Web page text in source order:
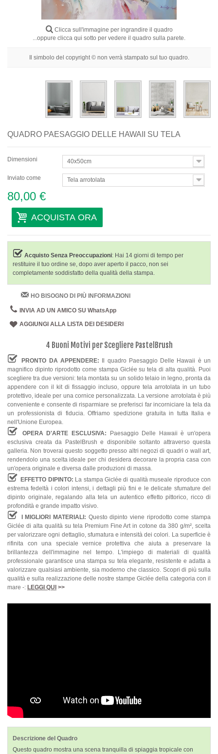
Clicca sull'immagine per ingrandire il quadro
...oppure clicca qui sotto per vedere il quadro sulla parete.
Il simbolo del copyright © non verrà stampato sul tuo quadro.
QUADRO PAESAGGIO DELLE HAWAII SU TELA
Dimensioni 40x50cm
Inviato come Tela arrotolata
80,00 €
ACQUISTA ORA
Acquisto Senza Preoccupazioni: Hai 14 giorni di tempo per
restituire il tuo ordine se, dopo aver aperto il pacco, non sei
completamente soddisfatto della qualità della stampa.
HO BISOGNO DI PIÙ INFORMAZIONI
INVIA AD UN AMICO SU WhatsApp
AGGIUNGI ALLA LISTA DEI DESIDERI
4 Buoni Motivi per Scegliere PastelBrush
PRONTO DA APPENDERE:
Il quadro Paesaggio Delle Hawaii è un
magnifico dipinto riprodotto come stampa Giclée su tela di alta qualità. Puoi
scegliere tra due versioni: tela montata su un solido telaio in legno, pronta da
appendere con il kit di fissaggio incluso, oppure tela arrotolata in un tubo
protettivo, ideale per una cornice personalizzata. La versione arrotolata è più
conveniente e consente di risparmiare se preferisci far incorniciare la tela da
un professionista di fiducia. Offriamo spedizione gratuita in tutta Italia e
nell'Unione Europea.
OPERA D'ARTE ESCLUSIVA:
Paesaggio Delle Hawaii è un'opera
esclusiva creata da PastelBrush e disponibile soltanto attraverso questa
galleria. Non troverai questo soggetto presso altri negozi di quadri o wall art,
rendendolo una scelta ideale per chi desidera decorare la propria casa con
un'opera originale e diversa dalle produzioni di massa.
EFFETTO DIPINTO: La stampa Giclée di qualità museale riproduce con
estrema fedeltà i colori intensi, i dettagli più fini e le delicate sfumature del
dipinto originale, regalando alla tela un autentico effetto pittorico, ricco di
profondità e grande impatto visivo.
I MIGLIORI MATERIALI: Questo dipinto viene riprodotto come stampa
Giclée di alta qualità su tela Premium Fine Art in cotone da 380 g/m², scelta
per valorizzare ogni dettaglio, sfumatura e intensità dei colori. La superficie è
rifinita con una speciale vernice protettiva che aiuta a preservare la
brillantezza dell'immagine nel tempo. L'impiego di materiali di qualità
professionale garantisce una stampa su tela elegante, resistente e adatta a
valorizzare qualsiasi ambiente, sia moderno che classico. Scopri di più sulla
qualità e sulla realizzazione delle nostre stampe Giclée della categoria con il
mare -: LEGGI QUI >>
Descrizione del Quadro
Questo quadro mostra una scena tranquilla di spiaggia tropicale con